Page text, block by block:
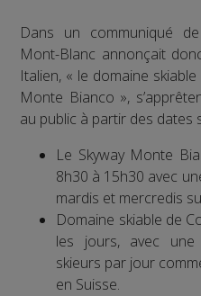
Dans un communiqué
Mont-Blanc annonçait
Italien, « le domaine
Monte Bianco »,
au public à partir des dates
Le Skyway Monte
8h30 à 15h30 avec
mardis et mercredis
Domaine skiable de
les jours, avec
skieurs par jour
en Suisse.